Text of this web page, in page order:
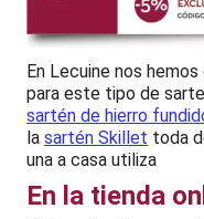
En Lecuine nos
para este tipo de
sartén de hierro
la sartén Skillet toda
una a casa utiliza
En la tienda